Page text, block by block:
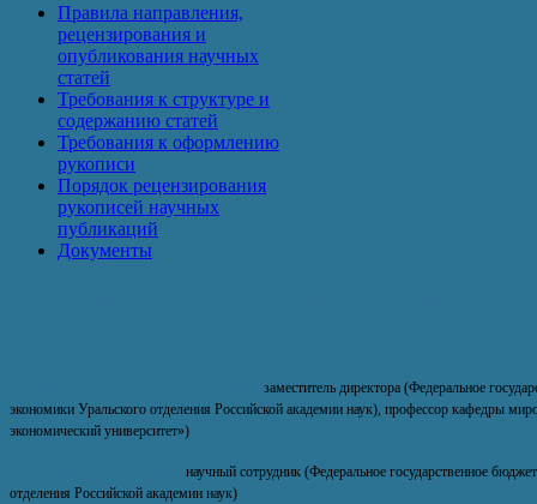
Правила направления,
рецензирования и
опубликования научных
статей
Требования к структуре и
содержанию статей
Требования к оформлению
рукописи
Порядок рецензирования
рукописей научных
публикаций
Документы
заместитель директора (Федеральное
экономики Уральского отделения Российской академии наук), профессор кафедры
экономический университет»)
научный сотрудник (Федеральное государственное
отделения Российской академии наук)